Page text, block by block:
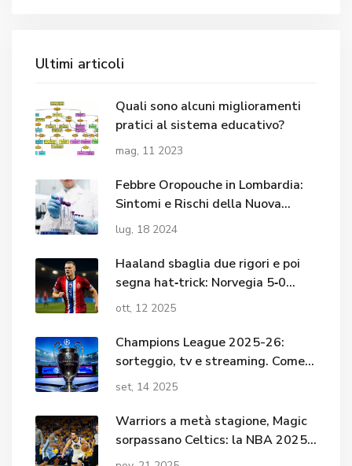
Ultimi articoli
Quali sono alcuni miglioramenti
pratici al sistema educativo?
mag, 11 2023
Febbre Oropouche in Lombardia:
Sintomi e Rischi della Nuova
Minaccia Virale
lug, 18 2024
Haaland sbaglia due rigori e poi
segna hat‑trick: Norvegia 5‑0
Israele
ott, 12 2025
Champions League 2025-26:
sorteggio, tv e streaming. Come
cambia la fase a lega
set, 14 2025
Warriors a metà stagione, Magic
sorpassano Celtics: la NBA 2025-
26 tra sorprese e storie storiche